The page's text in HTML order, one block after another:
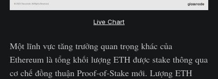
Live Chart
Một lĩnh vực tăng trưởng quan trọng khác của
Ethereum là tổng khối lượng ETH được stake thông qua
cơ chế đồng thuận Proof-of-Stake mới. Lượng ETH